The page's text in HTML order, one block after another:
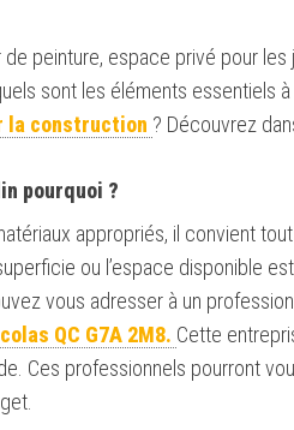
de peinture, espace privé pour les
sont les éléments essentiels
la construction ? Découvrez
pourquoi ?
appropriés, il convient
superficie ou l’espace disponible
vous adresser à un
QC G7A 2M8. Cette
Ces professionnels pourront